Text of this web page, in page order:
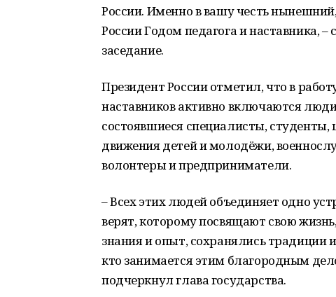
России. Именно в вашу честь
России Годом педагога и наставника,
заседание.
Президент России отметил, что в
наставников активно включаются люди
состоявшиеся специалисты,
движения детей и молодёжи,
волонтеры и предприниматели.
– Всех этих людей объединяет одно
верят, которому посвящают свою
знания и опыт, сохранялись традиции
кто занимается этим благородным
подчеркнул глава государства.